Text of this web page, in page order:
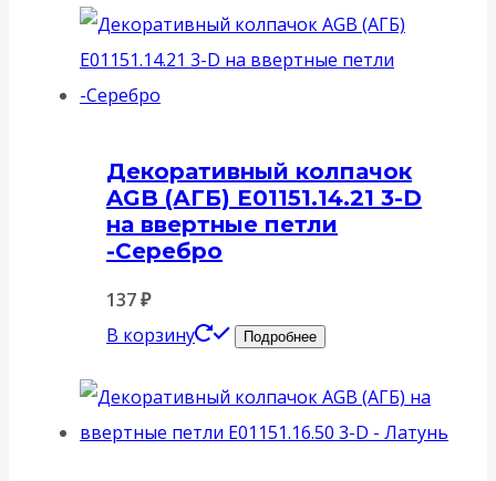
Декоративный колпачок
AGB (АГБ) E01151.14.21 3-D
на ввертные петли
-Серебро
137₽
В корзину
Подробнее